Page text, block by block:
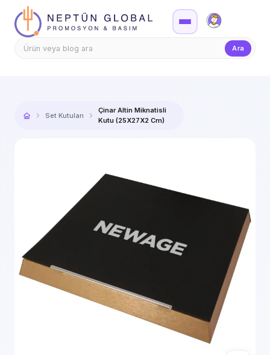
Firma Girişi
Ara
Set Kutuları
Çinar Altin Miknatisli
Kutu (25X27X2 Cm)